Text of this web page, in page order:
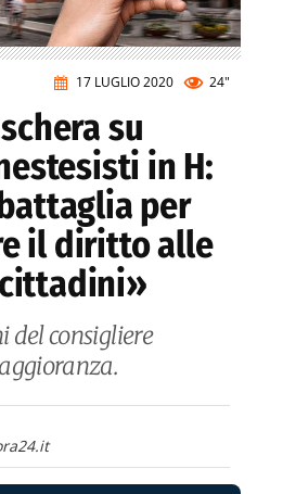
17 LUGLIO 2020 24"
su
in H:
per
il diritto alle
del consigliere